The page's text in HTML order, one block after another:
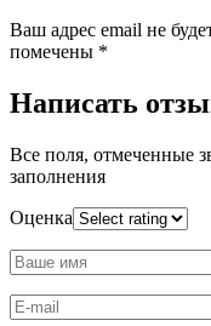
Ваш адрес email не
помечены *
Написать
Все поля, отмеченные
заполнения
Оценка